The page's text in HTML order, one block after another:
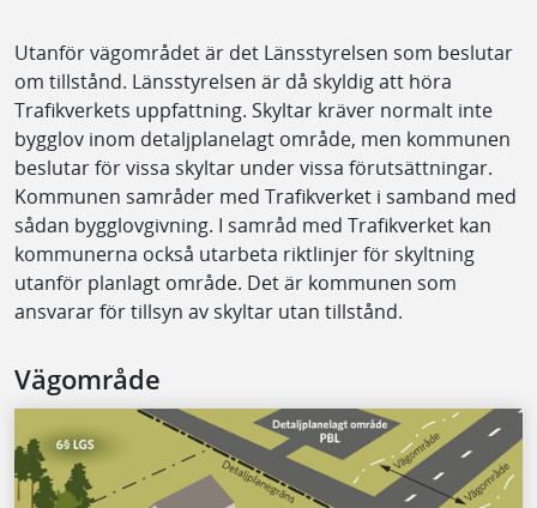
Utanför vägområdet är det Länsstyrelsen som beslutar
om tillstånd. Länsstyrelsen är då skyldig att höra
Trafikverkets uppfattning. Skyltar kräver normalt inte
bygglov inom detaljplanelagt område, men kommunen
beslutar för vissa skyltar under vissa förutsättningar.
Kommunen samråder med Trafikverket i samband med
sådan bygglovgivning. I samråd med Trafikverket kan
kommunerna också utarbeta riktlinjer för skyltning
utanför planlagt område. Det är kommunen som
ansvarar för tillsyn av skyltar utan tillstånd.
Vägområde